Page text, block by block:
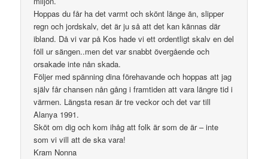
Hoppas du får ha det varmt och skönt länge än, slipper
regn och jordskalv, det är ju så att det kan kännas där
ibland. Då vi var på Kos hade vi ett ordentligt skalv en del
föll ur sängen..men det var snabbt övergående och
orsakade inte nån skada.
Följer med spänning dina förehavande och hoppas att jag
själv får chansen nån gång i framtiden att vara längre tid i
värmen. Längsta resan är tre veckor och det var till
Alanya 1991.
Sköt om dig och kom ihåg att folk är som de är – inte
som vi vill att de ska vara!
Kram Nonna